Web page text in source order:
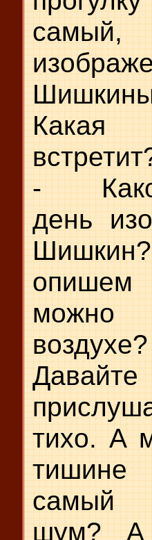
Какая
-
день
можно
Давайте
тихо. А
самый
шум?